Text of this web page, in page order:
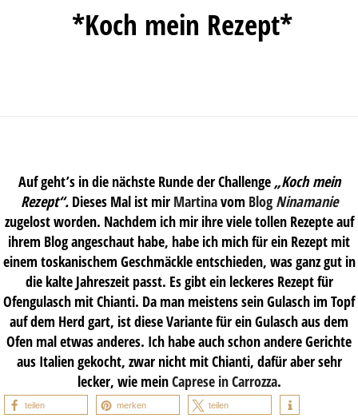
*Koch mein Rezept*
Auf geht’s in die nächste Runde der Challenge „Koch mein
Rezept“.Dieses Mal ist mir Martinavom Blog Ninamanie
zugelost worden. Nachdem ich mir ihre viele tollen Rezepte auf
ihrem Blog angeschaut habe, habe ich mich für ein Rezept mit
einem toskanischem Geschmäckle entschieden, was ganz gut in
die kalte Jahreszeit passt. Es gibt ein leckeres Rezept für
Ofengulasch mit Chianti. Da man meistens sein Gulasch im Topf
auf dem Herd gart, ist diese Variante für ein Gulasch aus dem
Ofen mal etwas anderes. Ich habe auch schon andere Gerichte
aus Italien gekocht, zwar nicht mit Chianti, dafür aber sehr
lecker, wie meinCaprese in Carrozza.
teilen merken teilen